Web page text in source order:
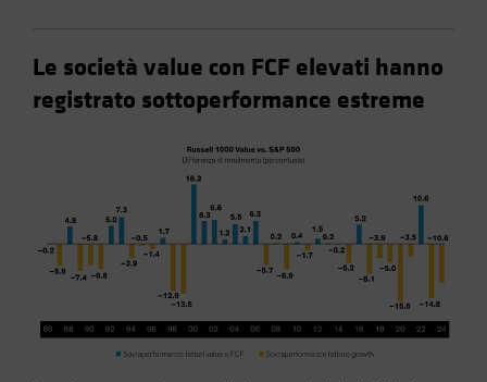
Le società value con FCF elevati hanno
registrato sottoperformance estreme